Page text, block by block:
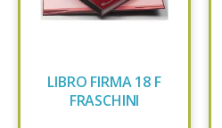
LIBRO FIRMA 18 F
FRASCHINI